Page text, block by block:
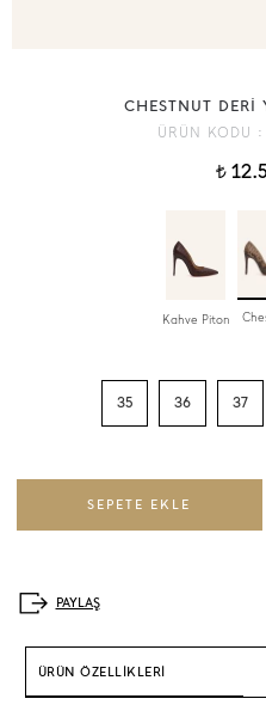
CHESTNUT DERİ
ÜRÜN KODU :
t
Kahve Piton
35 36 37
ÜRÜN ÖZELLİKLERİ